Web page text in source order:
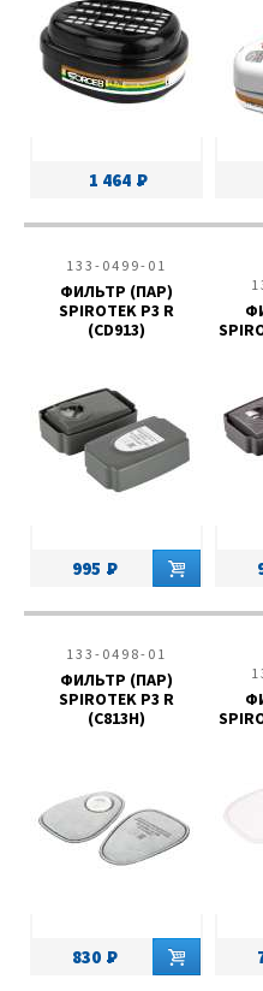
1 464
133-0499-01
ФИЛЬТР (ПАР)
SPIROTEK P3 R
(CD913)
995
133-0498-01
ФИЛЬТР (ПАР)
SPIROTEK P3 R
(C813H)
830